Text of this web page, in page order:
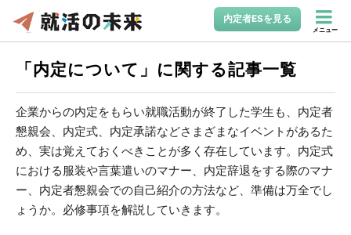
内定者ESを見る
メニュー
「内定について」に関する記事一覧
企業からの内定をもらい就職活動が終了した学生も、内定者
懇親会、内定式、内定承諾などさまざまなイベントがあるた
め、実は覚えておくべきことが多く存在しています。内定式
における服装や言葉遣いのマナー、内定辞退をする際のマナ
ー、内定者懇親会での自己紹介の方法など、準備は万全でし
ょうか。必修事項を解説していきます。